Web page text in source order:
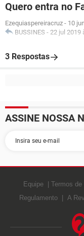
Quero entra no
Ezequiaspereiracruz - 10
BUSSINES - 22 jul 2019
3 Respostas
ASSINE NOSSA
Equipe Termos de
Regulamento
A